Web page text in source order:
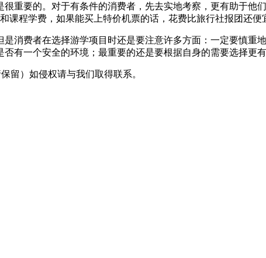
要的。对于有条件的消费者，先去实地考察，更有助于他
程学费，如果能买上特价机票的话，花费比旅行社报团还便
费者在选择游学项目时还是要注意许多方面：一定要慎重
有一个安全的环境；最重要的还是要根据自身的需要选择更
留）如侵权请与我们取得联系。